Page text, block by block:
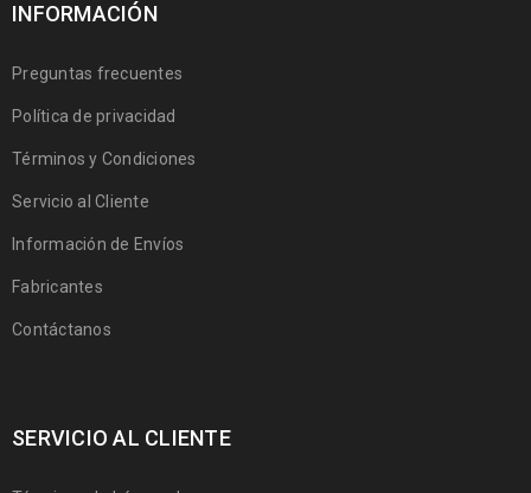
INFORMACIÓN
Preguntas frecuentes
Política de privacidad
Términos y Condiciones
Servicio al Cliente
Información de Envíos
Fabricantes
Contáctanos
SERVICIO AL CLIENTE